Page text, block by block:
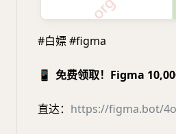
#白嫖 #figma
📱 免费领取！Figma
直达： https://figma.bot/